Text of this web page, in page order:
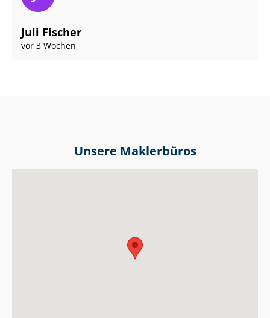
Juli Fischer
vor 3 Wochen
Unsere Maklerbüros